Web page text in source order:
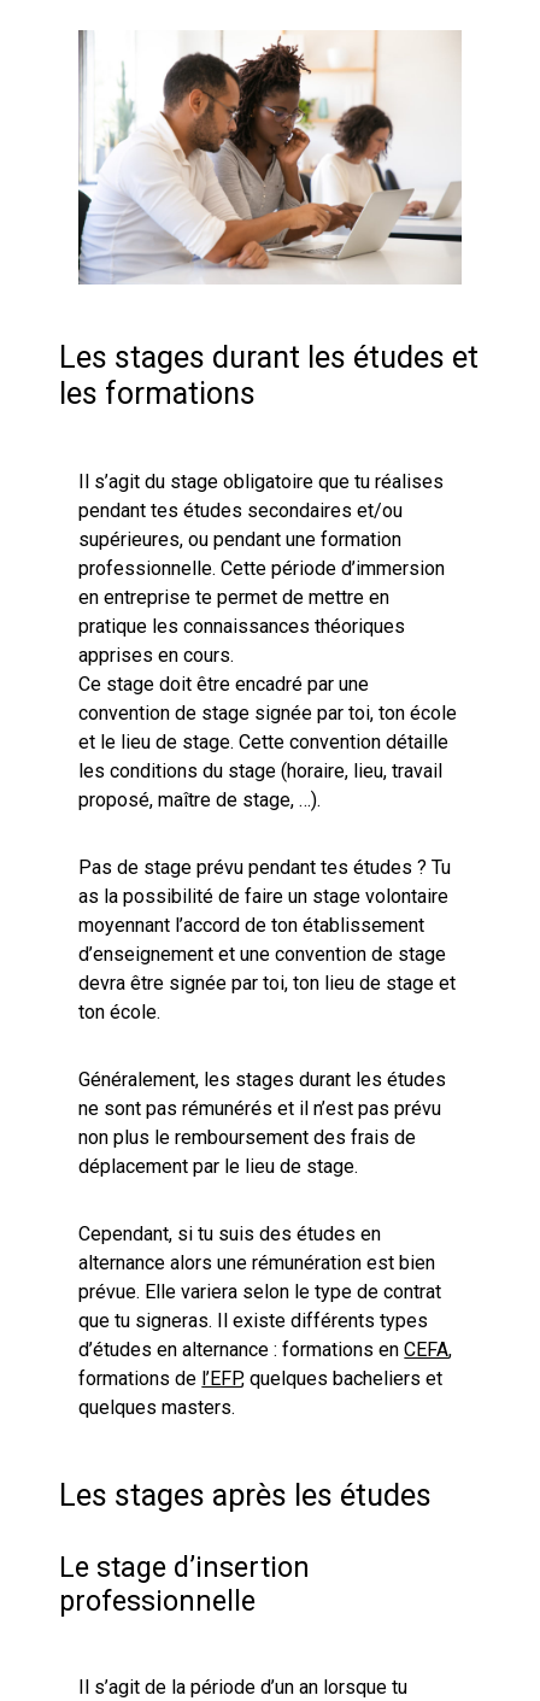
Les stages durant les études et
les formations
Il s’agit du stage obligatoire que tu réalises
pendant tes études secondaires et/ou
supérieures, ou pendant une formation
professionnelle. Cette période d’immersion
en entreprise te permet de mettre en
pratique les connaissances théoriques
apprises en cours.
Ce stage doit être encadré par une
convention de stage signée par toi, ton école
et le lieu de stage. Cette convention détaille
les conditions du stage (horaire, lieu, travail
proposé, maître de stage, …).
Pas de stage prévu pendant tes études ? Tu
as la possibilité de faire un stage volontaire
moyennant l’accord de ton établissement
d’enseignement et une convention de stage
devra être signée par toi, ton lieu de stage et
ton école.
Généralement, les stages durant les études
ne sont pas rémunérés et il n’est pas prévu
non plus le remboursement des frais de
déplacement par le lieu de stage.
Cependant, si tu suis des études en
alternance alors une rémunération est bien
prévue. Elle variera selon le type de contrat
que tu signeras. Il existe différents types
d’études en alternance : formations enCEFA,
formations de l’EFP, quelques bacheliers et
quelques masters.
Les stages après les études
Le stage d’insertion
professionnelle
Il s’agit de la période d’un an lorsque tu